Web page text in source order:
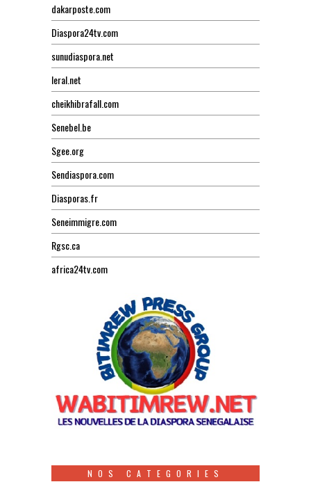
dakarposte.com
Diaspora24tv.com
sunudiaspora.net
leral.net
cheikhibrafall.com
Senebel.be
Sgee.org
Sendiaspora.com
Diasporas.fr
Seneimmigre.com
Rgsc.ca
africa24tv.com
NOS CATEGORIES